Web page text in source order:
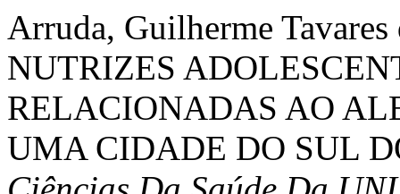
Arruda, Guilherme
NUTRIZES
RELACIONADAS AO
UMA CIDADE DO SUL